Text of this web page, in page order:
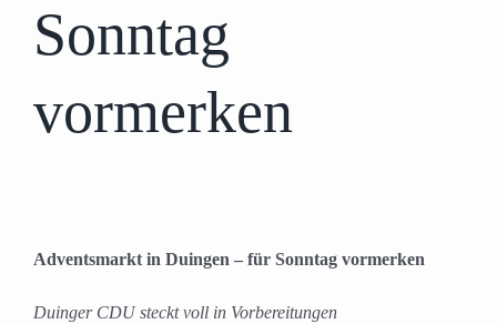
Sonntag
vormerken
Adventsmarkt in Duingen – für Sonntag vormerken
Duinger CDU steckt voll in Vorbereitungen